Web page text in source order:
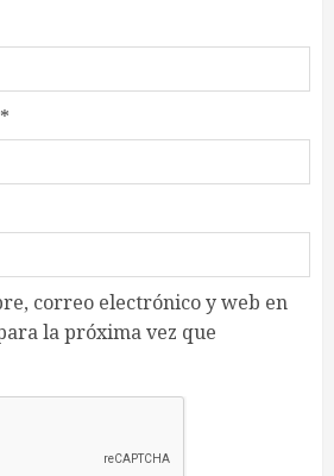
*
correo electrónico y web en
la próxima vez que